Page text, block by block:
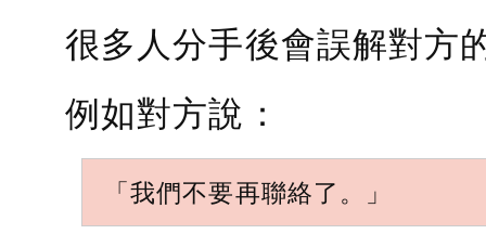
很多人分手後會誤解對方
例如對方說：
「我們不要再聯絡了。」